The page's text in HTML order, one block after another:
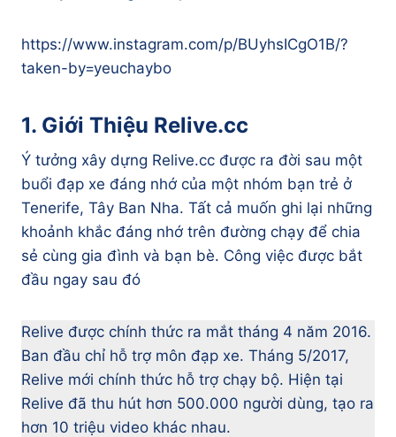
https://www.instagram.com/p/BUyhsICgO1B/?
taken-by=yeuchaybo
1. Giới Thiệu Relive.cc
Ý tưởng xây dựng Relive.cc được ra đời sau một
buổi đạp xe đáng nhớ của một nhóm bạn trẻ ở
Tenerife, Tây Ban Nha. Tất cả muốn ghi lại những
khoảnh khắc đáng nhớ trên đường chạy để chia
sẻ cùng gia đình và bạn bè. Công việc được bắt
đầu ngay sau đó
Relive được chính thức ra mắt tháng 4 năm 2016.
Ban đầu chỉ hỗ trợ môn đạp xe. Tháng 5/2017,
Relive mới chính thức hỗ trợ chạy bộ. Hiện tại
Relive đã thu hút hơn 500.000 người dùng, tạo ra
hơn 10 triệu video khác nhau.